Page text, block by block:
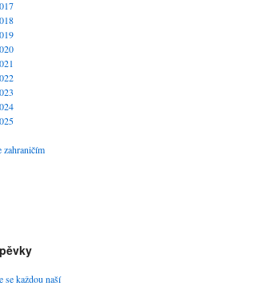
zahraničím
se každou naší